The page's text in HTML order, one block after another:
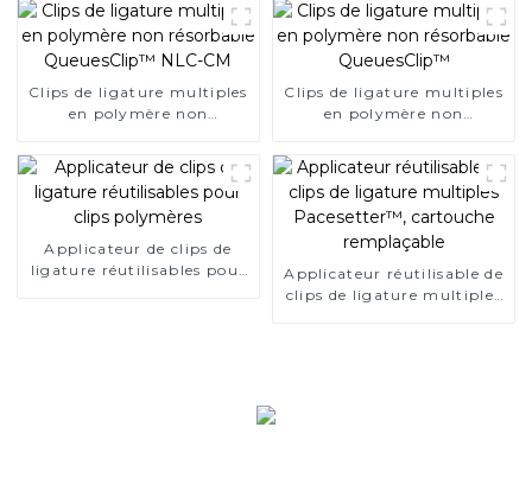
Clips de ligature multiples
en polymère non
Clips de ligature multiples
en polymère non
Applicateur de clips de
ligature réutilisables pour
Applicateur réutilisable de
clips de ligature multiples